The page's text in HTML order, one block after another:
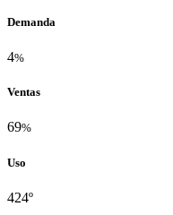
Demanda
4%
Ventas
69%
Uso
424º